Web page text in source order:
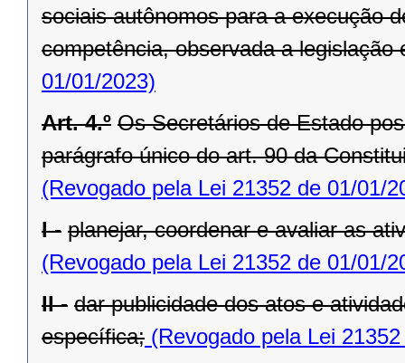
sociais autônomos para a execução
competência, observada a legislação
01/01/2023)
Art. 4.º Os Secretários de Estado
parágrafo único do art. 90 da
(Revogado pela Lei 21352 de 01/01/
I - planejar, coordenar e avaliar as
(Revogado pela Lei 21352 de 01/01/
II - dar publicidade dos atos e
específica; (Revogado pela Lei